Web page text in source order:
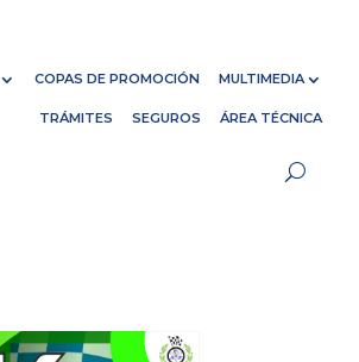
COPAS DE PROMOCIÓN MULTIMEDIA
TRÁMITES SEGUROS ÁREA TÉCNICA